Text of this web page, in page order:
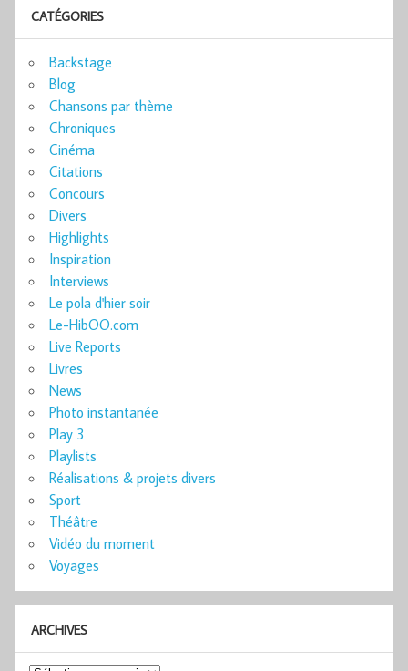
CATÉGORIES
Backstage
Blog
Chansons par thème
Chroniques
Cinéma
Citations
Concours
Divers
Highlights
Inspiration
Interviews
Le pola d'hier soir
Le-HibOO.com
Live Reports
Livres
News
Photo instantanée
Play 3
Playlists
Réalisations & projets divers
Sport
Théâtre
Vidéo du moment
Voyages
ARCHIVES